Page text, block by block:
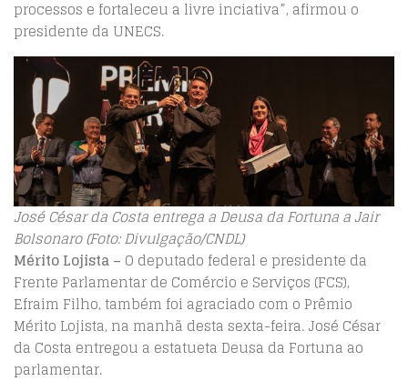
processos e fortaleceu a livre inciativa”, afirmou o
presidente da UNECS.
José César da Costa entrega a Deusa da Fortuna a Jair
Bolsonaro (Foto: Divulgação/CNDL)
Mérito Lojista – O deputado federal e presidente da
Frente Parlamentar de Comércio e Serviços (FCS),
Efraim Filho, também foi agraciado com o Prêmio
Mérito Lojista, na manhã desta sexta-feira. José César
da Costa entregou a estatueta Deusa da Fortuna ao
parlamentar.